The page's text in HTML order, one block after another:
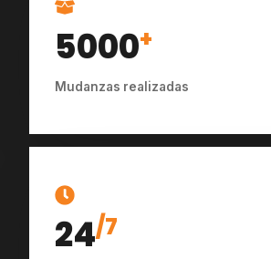
5000+
Mudanzas realizadas
24/7